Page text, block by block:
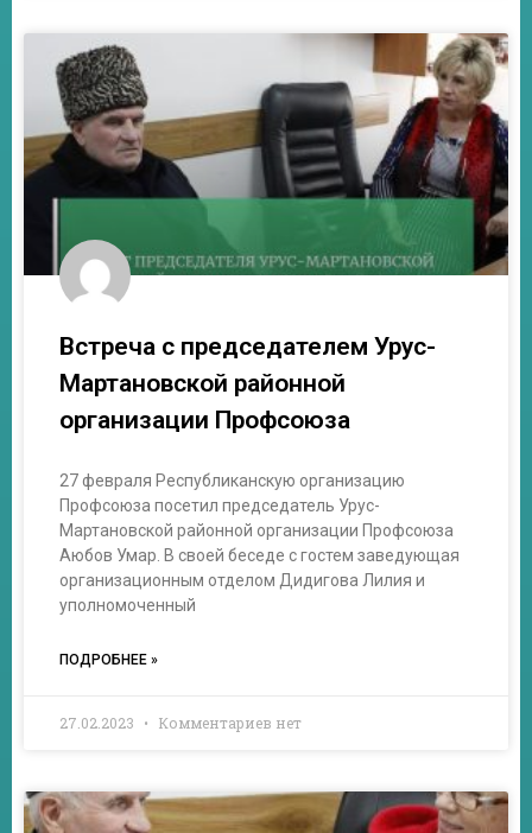
Встреча с председателем Урус-
Мартановской районной
организации Профсоюза
27 февраля Республиканскую организацию
Профсоюза посетил председатель Урус-
Мартановской районной организации Профсоюза
Аюбов Умар. В своей беседе с гостем заведующая
организационным отделом Дидигова Лилия и
уполномоченный
ПОДРОБНЕЕ »
27.02.2023 Комментариев нет